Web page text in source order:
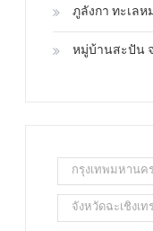
ภูลังกา ทะเลห
หมู่บ้านสะปัน
กรุงเทพมหานค
จังหวัดฉะเชิงเท